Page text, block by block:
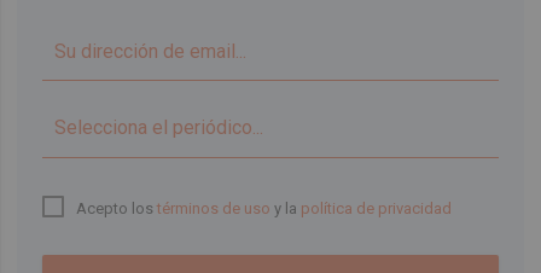
Acepto lostérminos de uso y la política de privacidad